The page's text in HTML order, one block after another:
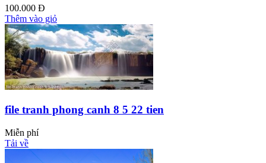
100.000 Đ
Thêm vào giỏ
file tranh phong canh 8 5 22 tien
Miễn phí
Tải về